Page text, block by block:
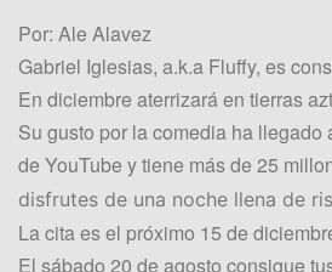
Por: Ale Alavez
Gabriel Iglesias, a.k.a Fluffy, es
En diciembre aterrizará en tierras
Su gusto por la comedia ha
de YouTube y tiene más de 25
disfrutes de una noche llena de
La cita es el próximo 15 de
El sábado 20 de agosto consigue